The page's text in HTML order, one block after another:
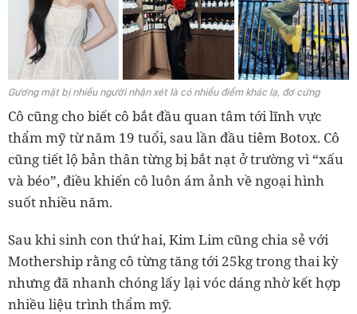
Gương mặt bị nhiều người nhận xét là có nhiều điểm khác lạ, đơ cứng
Cô cũng cho biết cô bắt đầu quan tâm tới lĩnh vực
thẩm mỹ từ năm 19 tuổi, sau lần đầu tiêm Botox. Cô
cũng tiết lộ bản thân từng bị bắt nạt ở trường vì “xấu
và béo”, điều khiến cô luôn ám ảnh về ngoại hình
suốt nhiều năm.
Sau khi sinh con thứ hai, Kim Lim cũng chia sẻ với
Mothership rằng cô từng tăng tới 25kg trong thai kỳ
nhưng đã nhanh chóng lấy lại vóc dáng nhờ kết hợp
nhiều liệu trình thẩm mỹ.